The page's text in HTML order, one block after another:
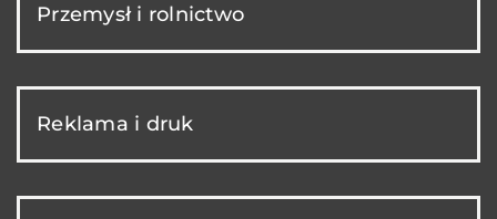
Przemysł i rolnictwo
Reklama i druk